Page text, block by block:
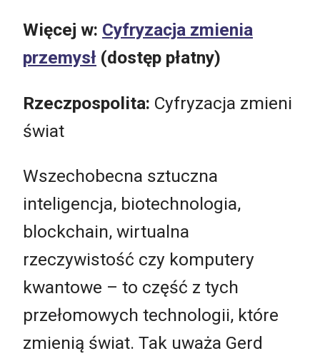
Więcej w: Cyfryzacja zmienia
przemysł (dostęp płatny)
Rzeczpospolita: Cyfryzacja zmieni
świat
Wszechobecna sztuczna
inteligencja, biotechnologia,
blockchain, wirtualna
rzeczywistość czy komputery
kwantowe – to część z tych
przełomowych technologii, które
zmienią świat. Tak uważa Gerd